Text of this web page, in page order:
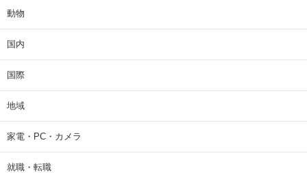
動物
国内
国際
地域
家電・PC・カメラ
就職・転職